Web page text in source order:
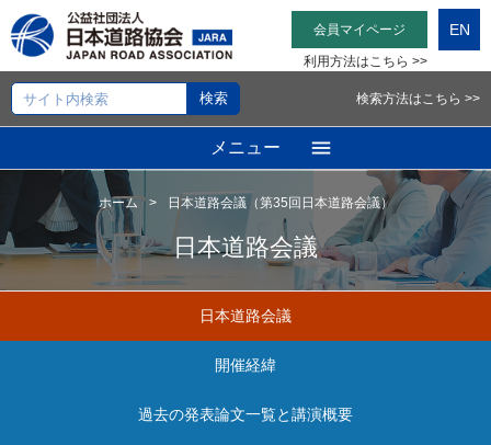
会員マイページ
利用方法はこちら >>
EN
検索方法はこちら >>
メニュー
ホーム 日本道路会議（第35回日本道路会議）
日本道路会議
日本道路会議
開催経緯
過去の発表論文一覧と講演概要